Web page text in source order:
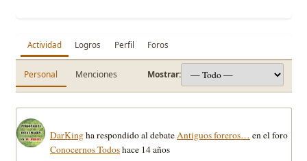
Actividad Logros Perfil Foros
Personal Menciones Mostrar:
DarKingha respondido al debateAntiguos foreros… en el foro
Conocernos Todoshace 14 años